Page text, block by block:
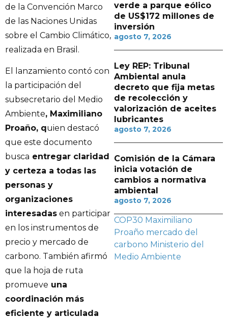
de la Convención Marco
de las Naciones Unidas
sobre el Cambio Climático,
realizada en Brasil.
El lanzamiento contó con
la participación del
subsecretario del Medio
Ambiente, Maximiliano
Proaño, quien destacó
que este documento
busca entregar claridad
y certeza a todas las
personas y
organizaciones
interesadas en participar
en los instrumentos de
precio y mercado de
carbono. También afirmó
que la hoja de ruta
promueve una
coordinación más
eficiente y articulada
verde a parque eólico
de US$172 millones de
inversión
agosto 7, 2026
Ley REP: Tribunal
Ambiental anula
decreto que fija metas
de recolección y
valorización de aceites
lubricantes
agosto 7, 2026
Comisión de la Cámara
inicia votación de
cambios a normativa
ambiental
agosto 7, 2026
COP30 Maximiliano
Proaño mercado del
carbono Ministerio del
Medio Ambiente